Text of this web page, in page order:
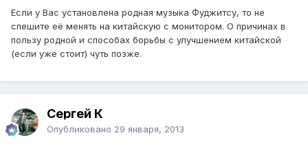
Если у Вас установлена родная музыка Фуджитсу, то не
спешите её менять на китайскую с монитором. О причинах в
пользу родной и способах борьбы с улучшением китайской
(если уже стоит) чуть позже.
Сергей К
Опубликовано 29 января, 2013